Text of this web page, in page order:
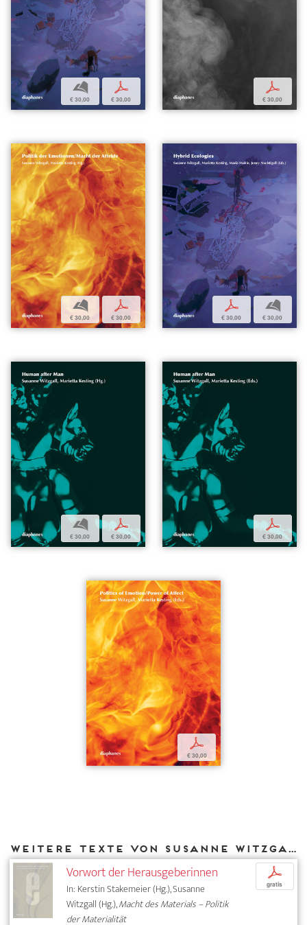
b
€ 30,00
p
€ 30,00
p
€ 30,00
b
€ 30,00
p
€ 30,00
p
€ 30,00
b
€ 30,00
b
€ 30,00
p
€ 30,00
p
€ 30,00
p
€ 30,00
Weitere Texte von Susanne Witzgall bei DIAPHANES
Vorwort der Herausgeberinnen
In: Kerstin Stakemeier (Hg.), Susanne
Witzgall (Hg.),Macht des Materials – Politik
der Materialität
p
gratis